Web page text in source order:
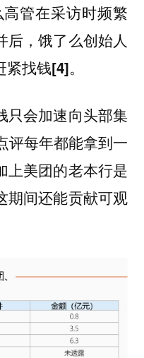
管在采访时频繁
后，饿了么创始人
紧找钱[4]。
只会加速向头部集
评每年都能拿到一
上美团的老本行是
期间还能贡献可观